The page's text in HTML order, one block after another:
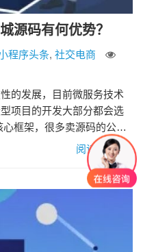
源码有何优势？
程序头条, 社交电商
的发展，目前微服务技术
项目的开发大部分都会选
框架，很多卖源码的公司
差别，价格就相差好几
源码有何优势呢？ 1、
高 微服务其实就是由多个
解为一个公司，而微服
阅读更多»